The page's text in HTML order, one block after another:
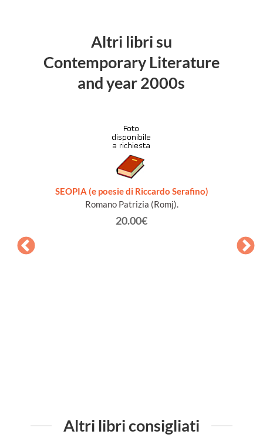
Altri libri su
Contemporary Literature
and year 2000s
SEOPIA (e poesie di Riccardo Serafino)
Romano Patrizia (Romj).
20.00€
Altri libri consigliati